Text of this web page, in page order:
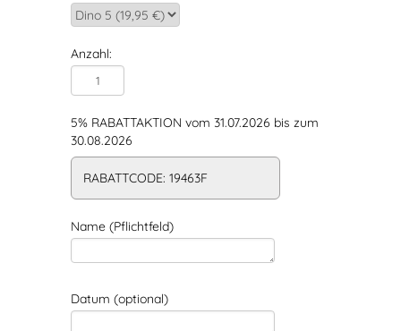
Anzahl:
5% RABATTAKTION vom 31.07.2026 bis zum
30.08.2026
RABATTCODE: 19463F
Name (Pflichtfeld)
Datum (optional)